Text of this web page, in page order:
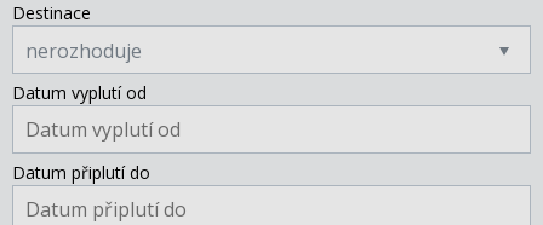
Destinace
nerozhoduje
Datum vyplutí od
Datum připlutí do